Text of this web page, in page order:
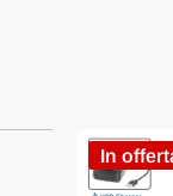
In